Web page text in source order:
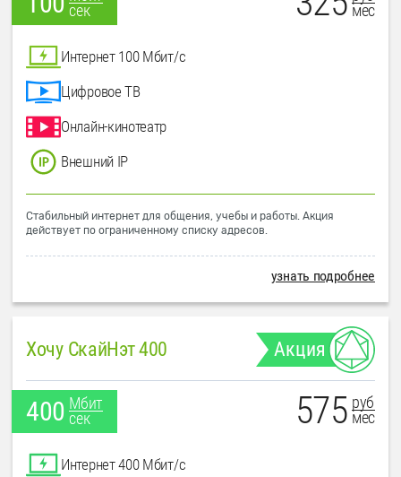
сек
мес
Интернет 100 Мбит/с
Цифровое ТВ
Онлайн-кинотеатр
Внешний IP
Стабильный интернет для общения, учебы и работы. Акция
действует по ограниченному списку адресов.
узнать подробнее
Хочу СкайНэт 400 Акция
400 Мбит
сек
575 руб
мес
Интернет 400 Мбит/с